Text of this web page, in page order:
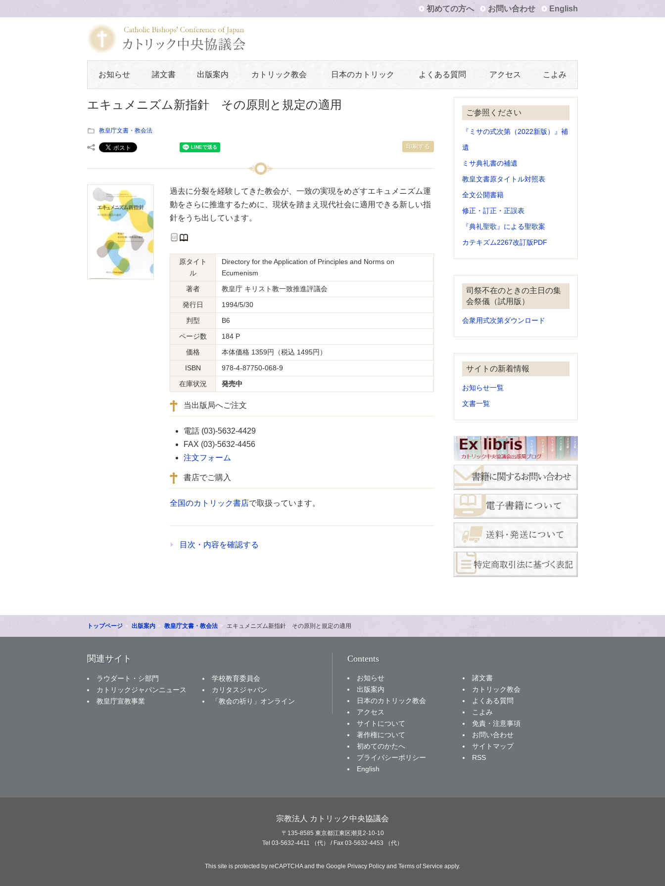
初めての方へ お問い合わせ English
お知らせ 諸文書 出版案内 カトリック教会 日本のカトリック よくある質問 アクセス こよみ
エキュメニズム新指針 その原則と規定の適用
印刷する
教皇庁文書・教会法
過去に分裂を経験してきた教会が、一致の実現をめざすエキュメニズム運
動をさらに推進するために、現状を踏まえ現代社会に適用できる新しい指
針をうち出しています。
原タイト
ル
Directory for the Application of Principles and Norms on
Ecumenism
著者
教皇庁 キリスト教一致推進評議会
発行日
1994/5/30
判型
B6
ページ数
184 P
価格
本体価格 1359円（税込 1495円）
ISBN
978-4-87750-068-9
在庫状況
発売中
当出版局へご注文
電話 (03)-5632-4429
FAX (03)-5632-4456
注文フォーム
書店でご購入
全国のカトリック書店で取扱っています。
目次・内容を確認する
ご参照ください
『ミサの式次第（2022新版）』補
遺
ミサ典礼書の補遺
教皇文書原タイトル対照表
全文公開書籍
修正・訂正・正誤表
『典礼聖歌』による聖歌案
カテキズム2267改訂版PDF
司祭不在のときの主日の集
会祭儀（試用版）
会衆用式次第ダウンロード
サイトの新着情報
お知らせ一覧
文書一覧
トップページ 出版案内 教皇庁文書・教会法 エキュメニズム新指針 その原則と規定の適用
関連サイト
ラウダート・シ部門
学校教育委員会
カトリックジャパンニュース
カリタスジャパン
教皇庁宣教事業
「教会の祈り」オンライン
Contents
お知らせ
諸文書
出版案内
カトリック教会
日本のカトリック教会
よくある質問
アクセス
こよみ
サイトについて
免責・注意事項
著作権について
お問い合わせ
初めてのかたへ
サイトマップ
プライバシーポリシー
RSS
English
宗教法人 カトリック中央協議会
〒135-8585 東京都江東区潮見2-10-10
Tel 03-5632-4411 （代） / Fax 03-5632-4453 （代）
This site is protected by reCAPTCHA and the Google Privacy Policy and Terms of Service apply.